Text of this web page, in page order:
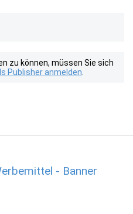
zu können, müssen Sie sich
Publisher anmelden
- Banner